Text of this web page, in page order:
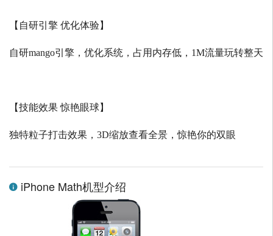
【自研引擎 优化体验】
自研mango引擎，优化系统，占用内存低， 1M流量玩转整天
【技能效果 惊艳眼球】
独特粒子打击效果， 3D缩放查看全景，惊艳你的双眼
iPhone Math机型介绍